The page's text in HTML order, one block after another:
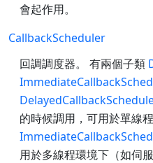
會起作用。
CallbackScheduler
回調調度器。 有兩個子類
的時候調用，可用於單線
用於多線程環境下（如伺